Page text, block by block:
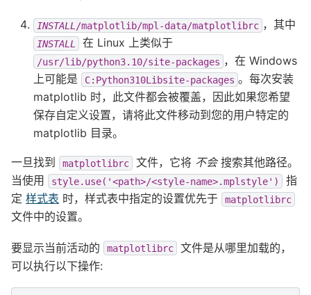
INSTALL /matplotlib/mpl-data/matplotlibrc ，其中
INSTALL 在 Linux 上类似于
/usr/lib/python3.10/site-packages ，在 Windows
上可能是
C:Python310Libsite-packages 。每次安装
matplotlib 时，此文件都会被覆盖，因此如果您希望
保存自定义设置，请将此文件移动到您的用户特定的
matplotlib 目录。
一旦找到 matplotlibrc 文件，它将 不会搜索其他路径。
当使用
style.use('<path>/<style-name>.mplstyle')
指
定 样式表 时，样式表中指定的设置优先于 matplotlibrc
文件中的设置。
要显示当前活动的 matplotlibrc
文件是从哪里加载的，
可以执行以下操作: